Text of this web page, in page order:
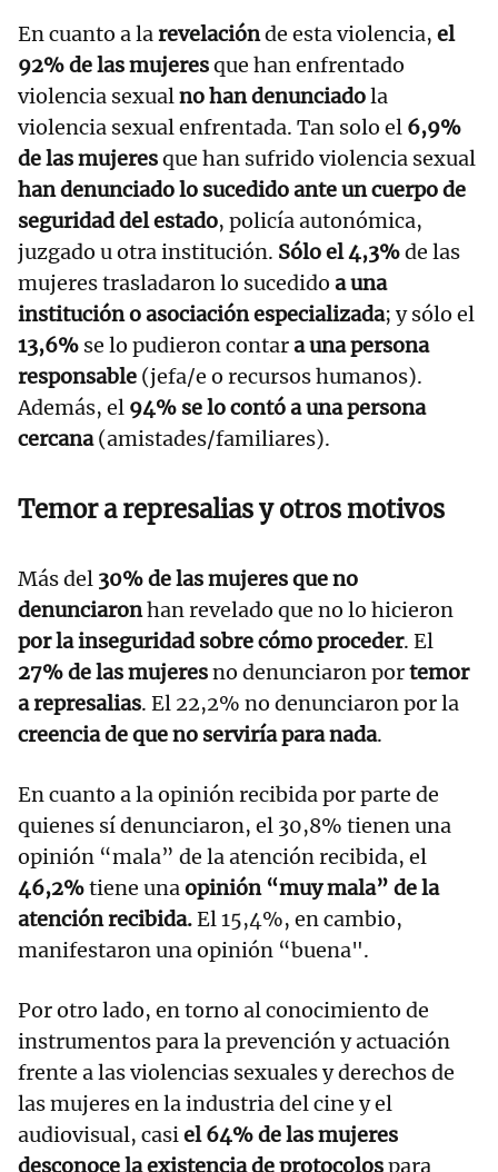
En cuanto a larevelaciónde esta violencia, el
92% de las mujeresque han enfrentado
violencia sexualno han denunciadola
violencia sexual enfrentada. Tan solo el 6,9%
de las mujeresque han sufrido violencia sexual
han denunciado lo sucedido ante un cuerpo de
seguridad del estado, policía autonómica,
juzgado u otra institución. Sólo el 4,3%de las
mujeres trasladaron lo sucedido a una
institución o asociación especializada; y sólo el
13,6% se lo pudieron contara una persona
responsable (jefa/e o recursos humanos).
Además, el 94% se lo contó a una persona
cercana(amistades/familiares).
Temor a represalias y otros motivos
Más del 30% de las mujeres que no
denunciaronhan revelado que no lo hicieron
por la inseguridad sobre cómo proceder. El
27% de las mujeresno denunciaron portemor
a represalias. El 22,2% no denunciaron por la
creencia de que no serviría para nada.
En cuanto a la opinión recibida por parte de
quienes sí denunciaron, el 30,8% tienen una
opinión “mala” de la atención recibida, el
46,2%tiene unaopinión “muy mala” de la
atención recibida.El 15,4%, en cambio,
manifestaron una opinión “buena".
Por otro lado, en torno al conocimiento de
instrumentos para la prevención y actuación
frente a las violencias sexuales y derechos de
las mujeres en la industria del cine y el
audiovisual, casiel 64% de las mujeres
desconoce la existencia de protocolospara